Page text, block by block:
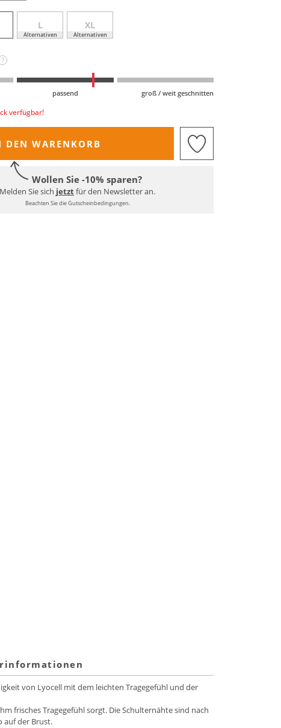
L
Alternativen
XL
Alternativen
?
passend groß / weit geschnitten
verfügbar!
DEN WARENKORB
Wollen Sie -10% sparen?
Melden Sie sich jetztfür den Newsletter an.
Beachten Sie die Gutscheinbedingungen.
von Lyocell mit dem leichten Tragegefühl und der
frisches Tragegefühl sorgt. Die Schulternähte sind nach
auf der Brust.